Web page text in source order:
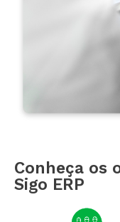
Conheça os
Sigo ERP